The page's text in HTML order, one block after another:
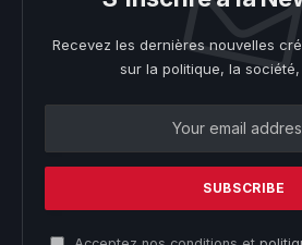
Recevez les dernières nouvelles
sur la politique, la société,